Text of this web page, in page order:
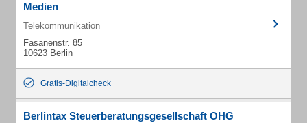
Medien
Telekommunikation
Fasanenstr. 85
10623 Berlin
Gratis-Digitalcheck
Berlintax Steuerberatungsgesellschaft OHG